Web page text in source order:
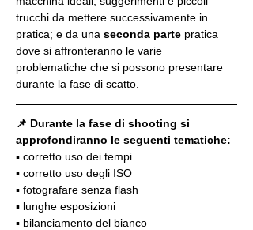
trucchi da mettere successivamente in
pratica; e da una seconda parte pratica
dove si affronteranno le varie
problematiche che si possono presentare
durante la fase di scatto.
📌 Durante la fase di shooting si
approfondiranno le seguenti tematiche:
▪️ corretto uso dei tempi
▪️ corretto uso degli ISO
▪️ fotografare senza flash
▪️ lunghe esposizioni
▪️ bilanciamento del bianco